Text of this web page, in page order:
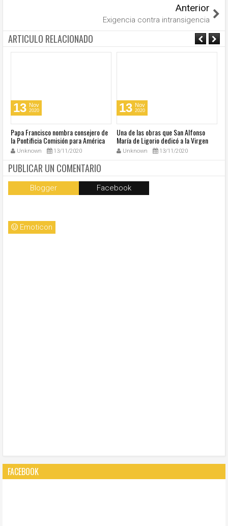
Anterior
Exigencia contra intransigencia
ARTICULO RELACIONADO
13 Nov
2020
Papa Francisco nombra consejero de
la Pontificia Comisión para América
Latina
Unknown 13/11/2020
13 Nov
2020
Una de las obras que San Alfonso
María de Ligorio dedicó a la Virgen
cumple 270 años
Unknown 13/11/2020
PUBLICAR UN COMENTARIO
Blogger Facebook
Emoticon
FACEBOOK